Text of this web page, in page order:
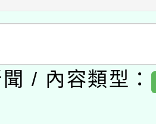
養講師名單
容與教學軟體
委員會函釋公
濟部水利署委託
/ 內容類型：